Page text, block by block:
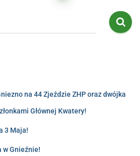
na 44 Zjeździe ZHP oraz dwójka
Głównej Kwatery!
3 Maja!
w Gnieźnie!